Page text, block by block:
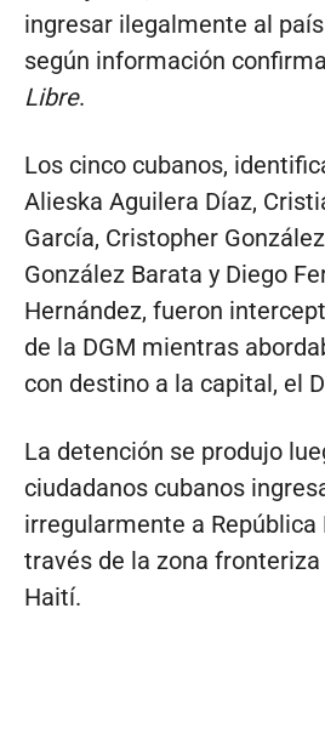
ingresar ilegalmente al
según información
Libre.
Los cinco cubanos,
Alieska Aguilera Díaz,
García, Cristopher
González Barata y Diego
Hernández, fueron
de la DGM mientras
con destino a la capital, el
La detención se produjo
ciudadanos cubanos
irregularmente a República
través de la zona fronteriza
Haití.